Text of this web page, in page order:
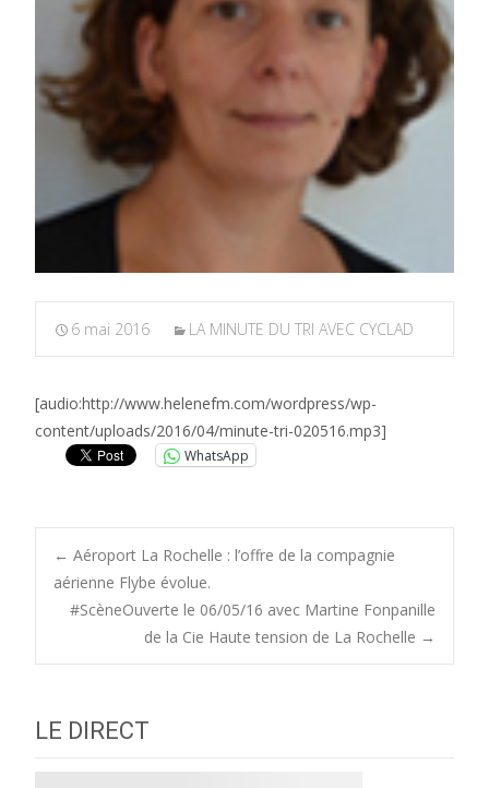
6 mai 2016 LA MINUTE DU TRI AVEC CYCLAD
[audio:http://www.helenefm.com/wordpress/wp-
content/uploads/2016/04/minute-tri-020516.mp3]
WhatsApp
Post
navigation
← Aéroport La Rochelle : l’offre de la compagnie
aérienne Flybe évolue.
#ScèneOuverte le 06/05/16 avec Martine Fonpanille
de la Cie Haute tension de La Rochelle →
LE DIRECT